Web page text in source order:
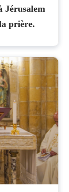
Jérusalem
prière.